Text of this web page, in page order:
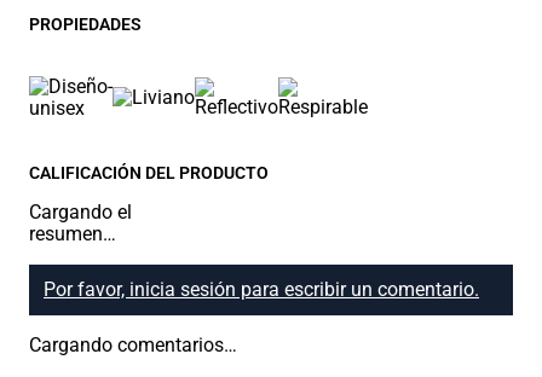
PROPIEDADES
CALIFICACIÓN DEL PRODUCTO
Cargando el
resumen…
Por favor, inicia sesión para escribir un comentario.
Cargando comentarios…